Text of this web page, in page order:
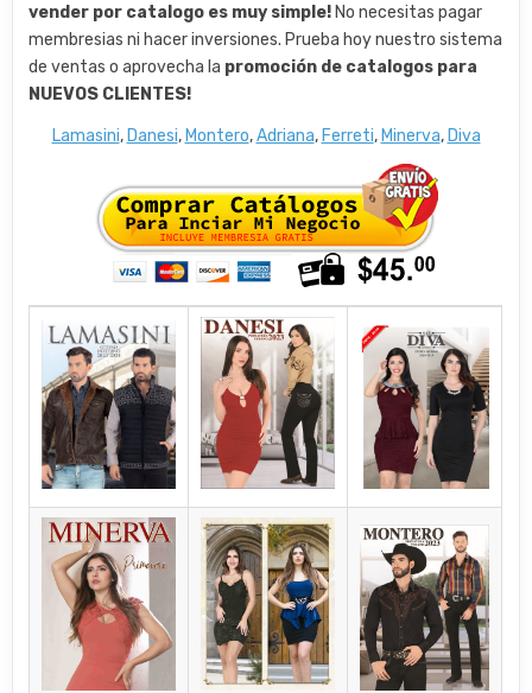
vender por catalogo es muy simple! No necesitas pagar
membresias ni hacer inversiones. Prueba hoy nuestro sistema
de ventas o aprovecha la promoción de catalogos para
NUEVOS CLIENTES!
Lamasini, Danesi, Montero,Adriana, Ferreti, Minerva, Diva